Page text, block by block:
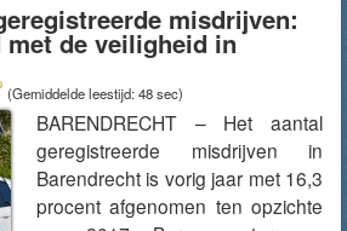
misdrijven:
met de veiligheid in
(Gemiddelde leestijd: 48 sec)
BARENDRECHT – Het aantal
geregistreerde misdrijven in
Barendrecht is vorig jaar met 16,3
procent afgenomen ten opzichte